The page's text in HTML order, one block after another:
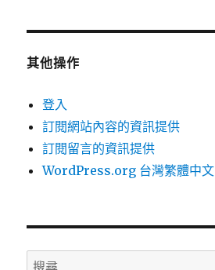
其他操作
登入
訂閱網站內容的資訊提供
訂閱留言的資訊提供
WordPress.org 台灣繁體中文
搜